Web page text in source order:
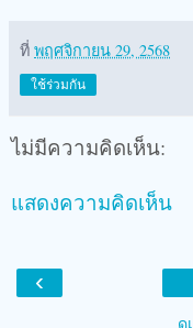
ที่ พฤศจิกายน 29, 2568
ใช้ร่วมกัน
ไม่มีความคิดเห็น:
แสดงความคิดเห็น
‹
ดู